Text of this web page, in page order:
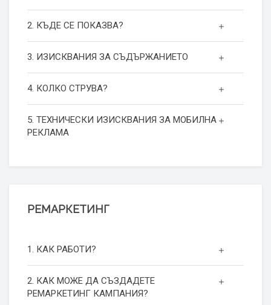
2. КЪДЕ СЕ ПОКАЗВА?
3. ИЗИСКВАНИЯ ЗА СЪДЪРЖАНИЕТО
4. КОЛКО СТРУВА?
5. ТЕХНИЧЕСКИ ИЗИСКВАНИЯ ЗА МОБИЛНА
РЕКЛАМА
РЕМАРКЕТИНГ
1. КАК РАБОТИ?
2. КАК МОЖЕ ДА СЪЗДАДЕТЕ
РЕМАРКЕТИНГ КАМПАНИЯ?